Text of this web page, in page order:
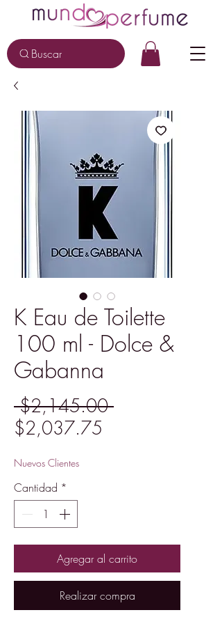
Buscar
K Eau de Toilette
100 ml - Dolce &
Gabanna
$2,145.00 Precio
$2,037.75
Nuevos Clientes
Cantidad *
Agregar al carrito
Realizar compra